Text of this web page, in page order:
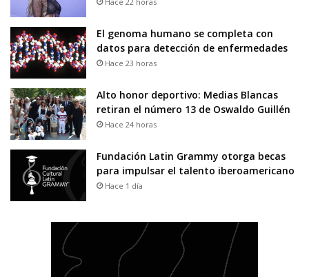
El genoma humano se completa con
datos para detección de enfermedades
Hace 23 horas
Alto honor deportivo: Medias Blancas
retiran el número 13 de Oswaldo Guillén
Hace 24 horas
Fundación Latin Grammy otorga becas
para impulsar el talento iberoamericano
Hace 1 día